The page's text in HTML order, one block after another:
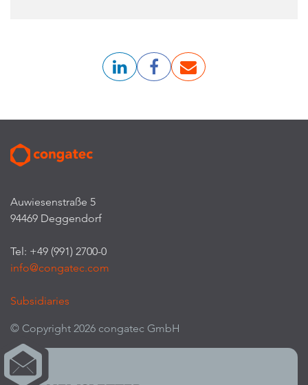
Auwiesenstraße 5
94469 Deggendorf
Tel: +49 (991) 2700-0
info@congatec.com
Subsidiaries
© Copyright 2026 congatec GmbH